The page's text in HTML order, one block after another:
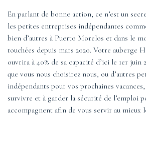
En parlant de bonne action, ce n’est un
les petites entreprises indépendantes
bien d’autres à Puerto Morelos et dans le
touchées depuis mars 2020. Votre auberge
ouvrira à 40% de sa capacité d’ici le 1er juin
que vous nous choisirez nous, ou d’autres
indépendants pour vos prochaines
survivre et à garder la sécurité de l’emploi
accompagnent afin de vous servir au mieux